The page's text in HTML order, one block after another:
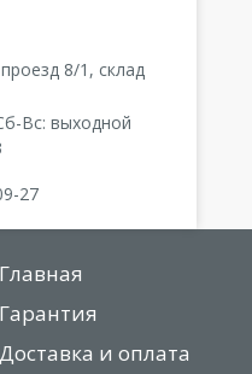
8/1, склад
Вс: выходной
27
Главная
Гарантия
Доставка и оплата